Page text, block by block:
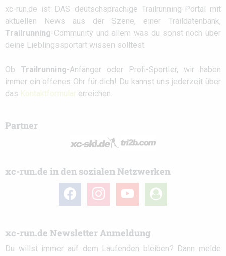
xc-run.de ist DAS deutschsprachige Trailrunning-Portal mit
aktuellen News aus der Szene, einer Traildatenbank,
Trailrunning-Community und allem was du sonst noch über
deine Lieblingssportart wissen solltest.
Ob Trailrunning-Anfänger oder Profi-Sportler, wir haben
immer ein offenes Ohr für dich! Du kannst uns jederzeit über
das Kontaktformular erreichen.
Partner
xc-run.de in den sozialen Netzwerken
facebook instagramyoutube
user-
circle
xc-run.de Newsletter Anmeldung
Du willst immer auf dem Laufenden bleiben? Dann melde